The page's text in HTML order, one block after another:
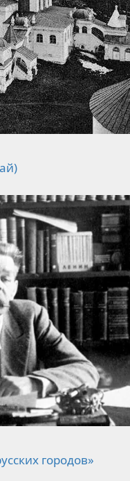
городов»